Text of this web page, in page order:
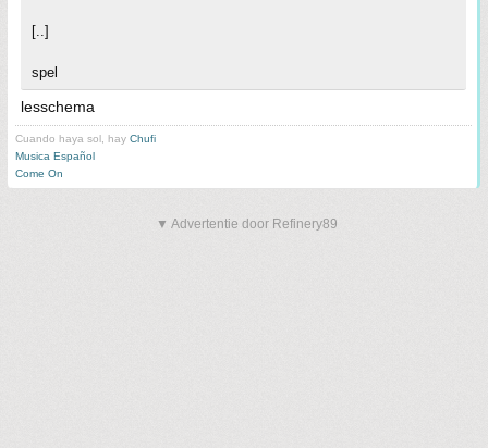
[..]
spel
lesschema
Cuando haya sol, hay Chufi
Musica Español
Come On
▼ Advertentie door Refinery89